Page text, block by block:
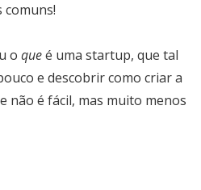
comuns!
o queé uma startup, que tal
e descobrir como criar a
não é fácil, mas muito menos